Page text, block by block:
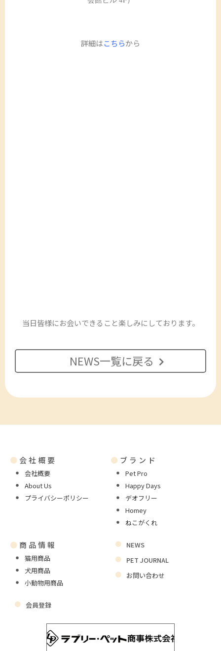
詳細はこちらから
当日皆様にお会いできること楽しみにしております。
NEWS一覧に戻る
● 会社概要
会社概要
About Us
プライバシーポリシー
● ブランド
Pet Pro
Happy Days
デオフリー
Homey
ねこがくれ
● 商品情報
猫用商品
犬用商品
小動物用商品
NEWS
PET JOURNAL
お問い合わせ
会員登録